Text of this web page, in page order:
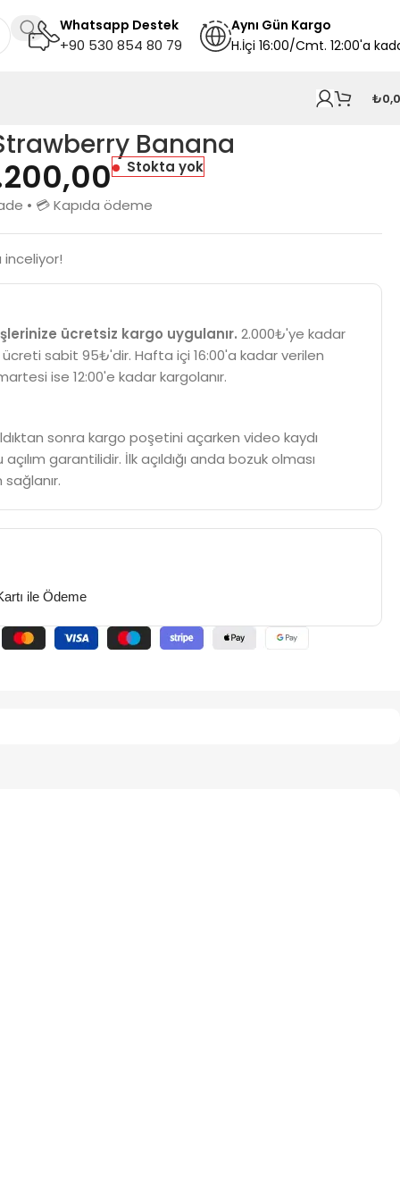
Whatsapp Destek
+90 530 854 80 79
Aynı Gün Kargo
H.İçi 16:00/Cmt. 12:00'a
₺
Banana
Stokta yok
• 💳 Kapıda ödeme
inceliyor!
ücretsiz kargo uygulanır. 2.000₺'ye kadar
sabit 95₺'dir. Hafta içi 16:00'a kadar verilen
ise 12:00'e kadar kargolanır.
sonra kargo poşetini açarken video kaydı
garantilidir. İlk açıldığı anda bozuk olması
ile Ödeme